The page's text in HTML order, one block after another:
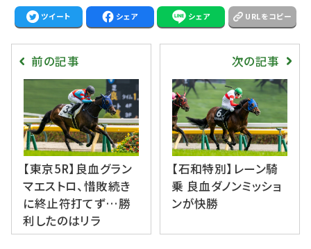
ツイート シェア シェア URLをコピー
前の記事
【東京5R】良血グラン
マエストロ、惜敗続き
に終止符打てず…勝
利したのはリラ
次の記事
【石和特別】レーン騎
乗 良血ダノンミッショ
ンが快勝